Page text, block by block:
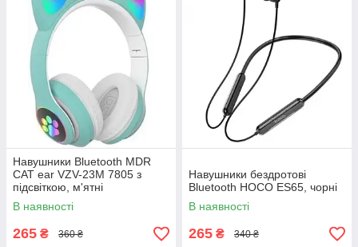
Навушники Bluetooth MDR
CAT ear VZV-23M 7805 з
підсвіткою, м'ятні
В наявності
265 ₴ 360 ₴
Навушники бездротові
Bluetooth HOCO ES65, чорні
В наявності
265 ₴ 340 ₴